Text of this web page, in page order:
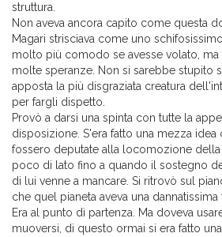
struttura.
Non aveva ancora capito come questa
Magari strisciava come uno
molto più comodo se avesse volato, ma
molte speranze. Non si sarebbe stupito
apposta la più disgraziata creatura
per fargli dispetto.
Provò a darsi una spinta con tutte la
disposizione. S'era fatto una mezza
fossero deputate alla locomozione della
poco di lato fino a quando il sostegno
di lui venne a mancare. Si ritrovò sul
che quel pianeta aveva una dannatissima
Era al punto di partenza. Ma doveva
muoversi, di questo ormai si era fatto